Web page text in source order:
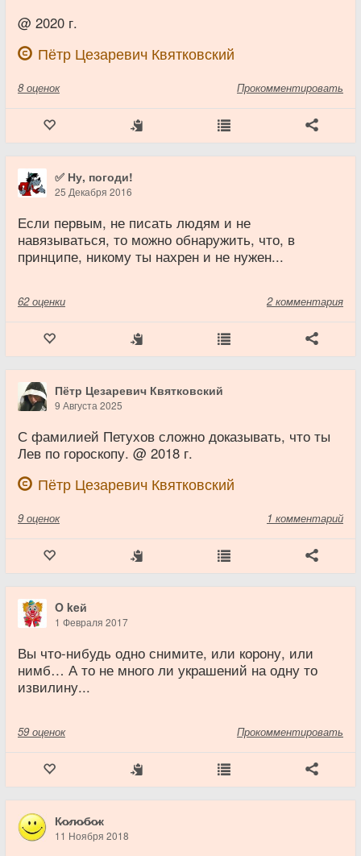
@ 2020 г.
Пётр Цезаревич Квятковский
8 оценок Прокомментировать
✅ Ну, погоди!
25 Декабря 2016
Если первым, не писать людям и не
навязываться, то можно обнаружить, что, в
принципе, никому ты нахрен и не нужен...
62 оценки 2 комментария
Пётр Цезаревич Квятковский
9 Августа 2025
С фамилией Петухов сложно доказывать, что ты
Лев по гороскопу. @ 2018 г.
Пётр Цезаревич Квятковский
9 оценок 1 комментарий
O keй
1 Февраля 2017
Вы что-нибудь одно снимите, или корону, или
нимб… А то не много ли украшений на одну то
извилину...
59 оценок Прокомментировать
К̷о̷л̷о̷б̷о̷к
11 Ноября 2018